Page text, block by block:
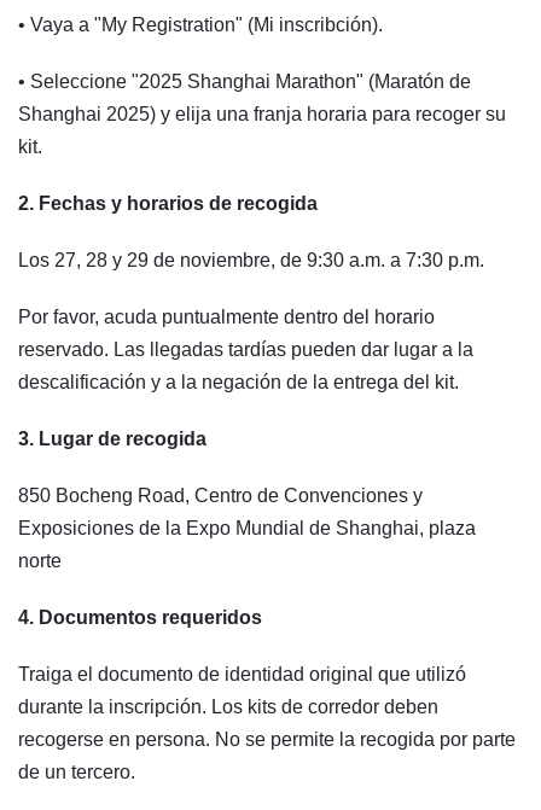
• Vaya a "My Registration" (Mi inscribción).
• Seleccione "2025 Shanghai Marathon" (Maratón de
Shanghai 2025) y elija una franja horaria para recoger su
kit.
2. Fechas y horarios de recogida
Los 27, 28 y 29 de noviembre, de 9:30 a.m. a 7:30 p.m.
Por favor, acuda puntualmente dentro del horario
reservado. Las llegadas tardías pueden dar lugar a la
descalificación y a la negación de la entrega del kit.
3. Lugar de recogida
850 Bocheng Road, Centro de Convenciones y
Exposiciones de la Expo Mundial de Shanghai, plaza
norte
4. Documentos requeridos
Traiga el documento de identidad original que utilizó
durante la inscripción. Los kits de corredor deben
recogerse en persona. No se permite la recogida por parte
de un tercero.